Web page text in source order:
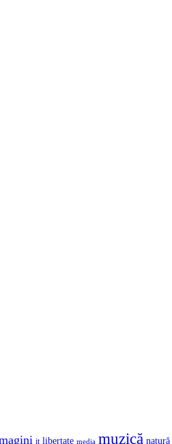
it libertate media muzică natură